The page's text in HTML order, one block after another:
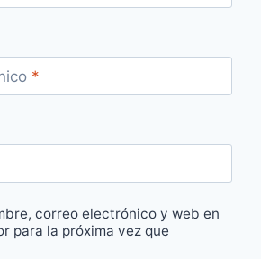
*
correo electrónico y web en
para la próxima vez que